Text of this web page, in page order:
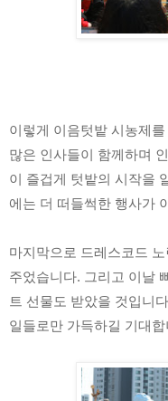
이렇게 이음텃밭 시농제
많은 인사들이 함께하며
이 즐겁게 텃밭의 시작을
마지막으로 드레스코드
주었습니다. 그리고 이날
트 선물도 받았을 것입니
일들로만 가득하길 기대합